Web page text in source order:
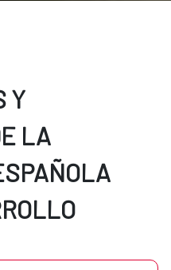
Y
LA